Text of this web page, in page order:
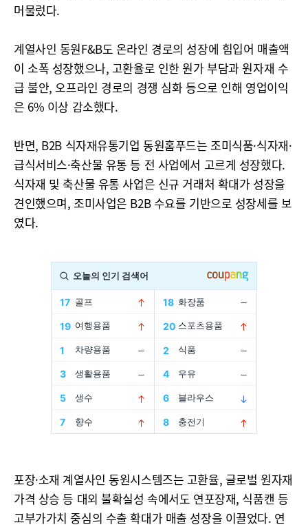
머물렀다.
계열사인 동원F&B도 온라인 경로의 성장에 힘입어 매출액
이 소폭 성장했으나, 고환율로 인한 원가 부담과 원자재 수
급 불안, 오프라인 경로의 경쟁 심화 등으로 인해 영업이익
은 6% 이상 감소했다.
반면, B2B 식자재유통기업 동원홈푸드는 조미식품·식자재·
급식서비스·축산물 유통 등 전 사업에서 고르게 성장했다.
식자재 및 축산물 유통 사업은 신규 거래처 확대가 성장을
견인했으며, 조미사업은 B2B 수요를 기반으로 성장세를 보
였다.
포장·소재 계열사인 동원시스템즈는 고환율, 글로벌 원자재
가격 상승 등 대외 불확실성 속에서도 연포장재, 식품캔 등
고부가가치 중심의 수출 확대가 매출 성장을 이끌었다. 연